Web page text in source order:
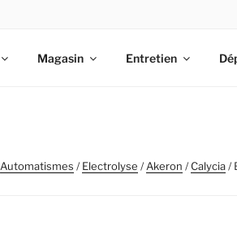
Magasin Entretien
Automatismes /Electrolyse /Akeron /Calycia/